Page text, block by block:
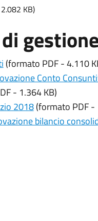
KB)
(formato PDF - 4.110
Conto
- 1.364 KB)
2018(formato PDF -
bilancio